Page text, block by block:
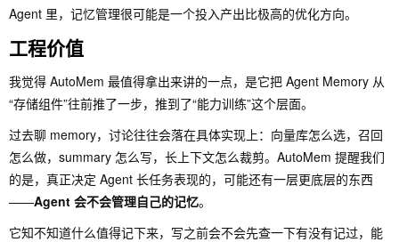
Agent 里，记忆管理很可能是一个投入产出比极高的优化方向。
工程价值
我觉得 AutoMem 最值得拿出来讲的一点，是它把 Agent Memory 从
“存储组件”往前推了一步，推到了“能力训练”这个层面。
过去聊 memory，讨论往往会落在具体实现上：向量库怎么选，召回
怎么做，summary 怎么写，长上下文怎么裁剪。AutoMem 提醒我们
的是，真正决定 Agent 长任务表现的，可能还有一层更底层的东西
——Agent 会不会管理自己的记忆。
它知不知道什么值得记下来，写之前会不会先查一下有没有记过，能